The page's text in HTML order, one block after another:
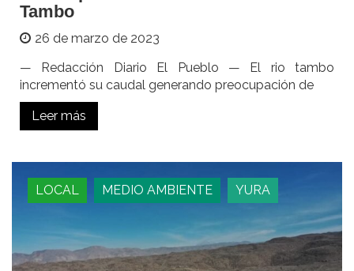
Tambo
26 de marzo de 2023
— Redacción Diario El Pueblo — El rio tambo
incrementó su caudal generando preocupación de
Leer más
LOCAL MEDIO AMBIENTE YURA